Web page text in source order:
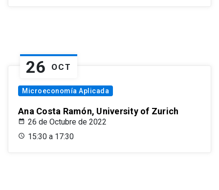
26 OCT
Microeconomía Aplicada
Ana Costa Ramón, University of Zurich
26 de Octubre de 2022
15:30 a 17:30